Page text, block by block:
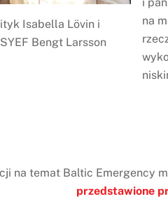
Isabella Lövin i
Bengt Larsson
na
na temat Baltic Emergency
przedstawione